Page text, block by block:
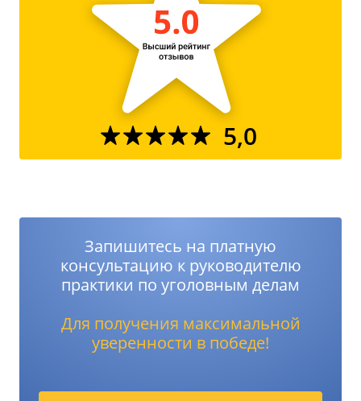
5,0
Запишитесь на платную
консультацию к руководителю
практики по уголовным делам
Для получения максимальной
уверенности в победе!